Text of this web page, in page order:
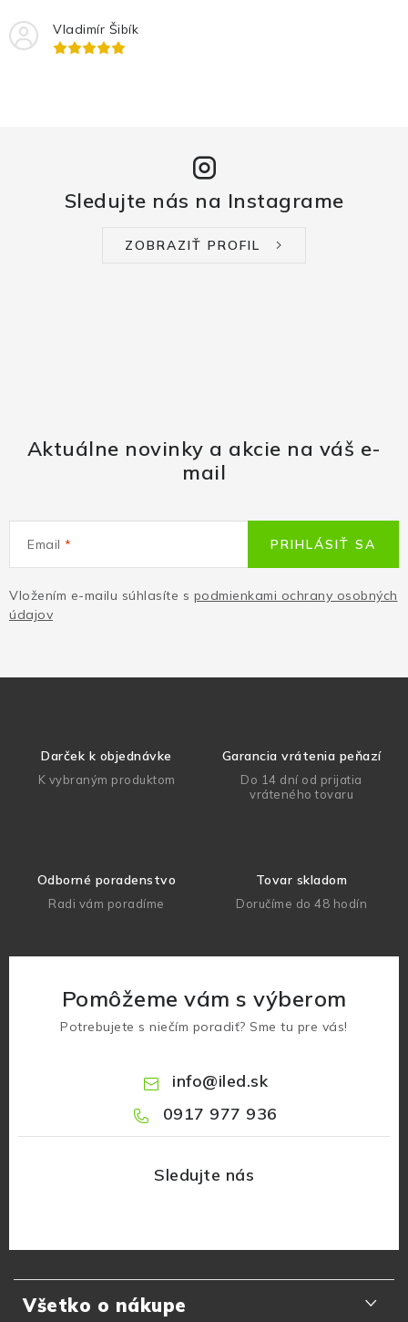
Vladimír Šibík
Sledujte nás na Instagrame
ZOBRAZIŤ PROFIL
Aktuálne novinky a akcie na váš e-
mail
Email
Vložením e-mailu súhlasíte s podmienkami ochrany osobných
údajov
PRIHLÁSIŤ SA
Darček k objednávke
K vybraným produktom
Garancia vrátenia peňazí
Do 14 dní od prijatia
vráteného tovaru
Odborné poradenstvo
Radi vám poradíme
Tovar skladom
Doručíme do 48 hodín
Pomôžeme vám s výberom
Potrebujete s niečím poradiť? Sme tu pre vás!
info@iled.sk
0917 977 936
Všetko o nákupe